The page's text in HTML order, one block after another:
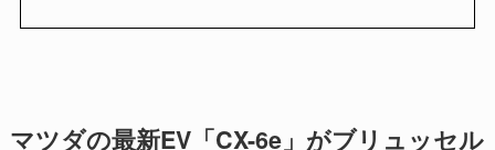
マツダの最新EV「CX-6e」がブリュッセル